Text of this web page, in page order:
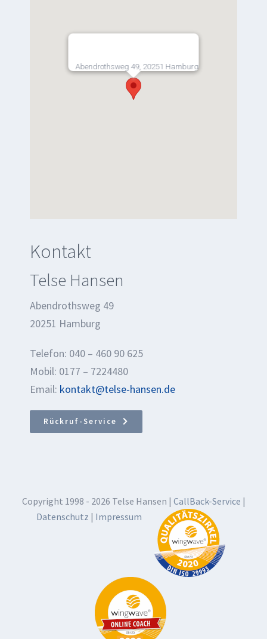
Abendrothsweg 49, 20251 Hamburg
Kontakt
Telse Hansen
Abendrothsweg 49
20251 Hamburg
Telefon: 040 – 460 90 625
Mobil: 0177 – 7224480
Email: kontakt@telse-hansen.de
Rückruf-Service
Copyright 1998 - 2026 Telse Hansen | CallBack-Service |
Datenschutz | Impressum